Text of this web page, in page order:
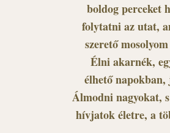
boldog perceket
folytatni az utat,
szerető
Élni akarnék,
élhető
Álmodni nagyokat,
hívjatok életre, a